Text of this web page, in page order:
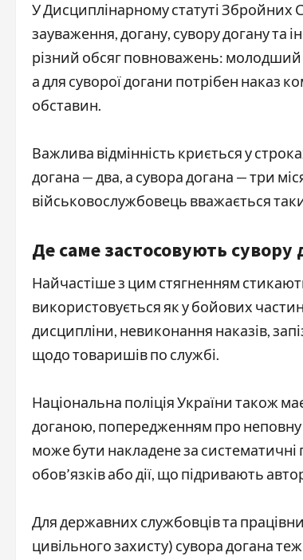
У Дисциплінарному статуті Збройних
зауваження, догану, сувору догану та
різний обсяг повноважень:
а для суворої догани потрібен наказ
обставин.
Важлива відмінність криється у
догана — два, а сувора догана — три
військовослужбовець вважається
Де саме застосовують сувору
Найчастіше з цим стягненням
використовується як у бойових
дисципліни, невиконання наказів,
щодо товаришів по службі.
Національна поліція України також
доганою, попередженням про неповну
може бути накладене за
обов’язків або дії, що підривають
Для державних службовців та
цивільного захисту) сувора догана